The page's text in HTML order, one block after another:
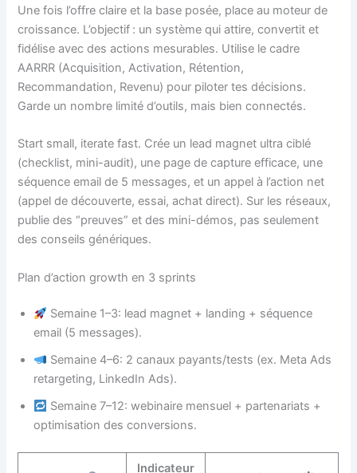
Une fois l’offre claire et la base posée, place au moteur de
croissance. L’objectif : un système qui attire, convertit et
fidélise avec des actions mesurables. Utilise le cadre
AARRR (Acquisition, Activation, Rétention,
Recommandation, Revenu) pour piloter tes décisions.
Garde un nombre limité d’outils, mais bien connectés.
Start small, iterate fast. Crée un lead magnet ultra ciblé
(checklist, mini-audit), une page de capture efficace, une
séquence email de 5 messages, et un appel à l’action net
(appel de découverte, essai, achat direct). Sur les réseaux,
publie des “preuves” et des mini-démos, pas seulement
des conseils génériques.
Plan d’action growth en 3 sprints
Semaine 1–3: lead magnet + landing + séquence
email (5 messages).
Semaine 4–6: 2 canaux payants/tests (ex. Meta Ads
retargeting, LinkedIn Ads).
Semaine 7–12: webinaire mensuel + partenariats +
optimisation des conversions.
Indicateur